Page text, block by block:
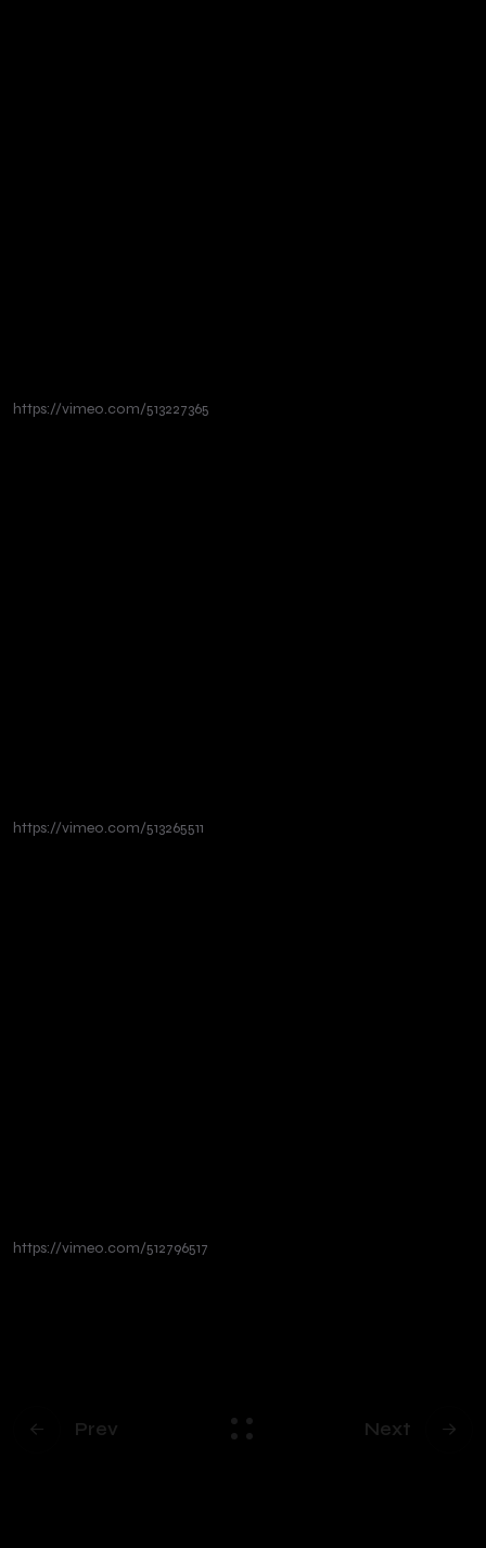
https://vimeo.com/513227365
https://vimeo.com/513265511
https://vimeo.com/512796517
Prev Next